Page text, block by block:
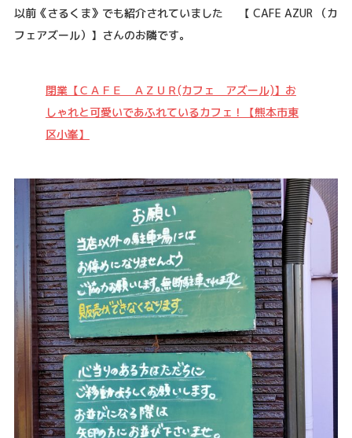
以前《さるくま》でも紹介されていました 【 CAFE AZUR （カ
フェアズール）】さんのお隣です。
閉業【ＣＡＦＥ ＡＺＵＲ(カフェ アズール)】お
しゃれと可愛いであふれているカフェ！【熊本市東
区小峯】